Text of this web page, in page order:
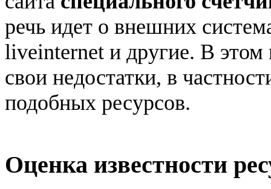
речь идет о внешних
liveinternet и другие. В этом
свои недостатки, в
подобных ресурсов.
Оценка известности